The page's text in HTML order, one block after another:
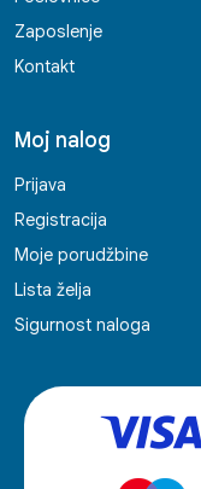
Zaposlenje
Kontakt
Moj nalog
Prijava
Registracija
Moje porudžbine
Lista želja
Sigurnost naloga